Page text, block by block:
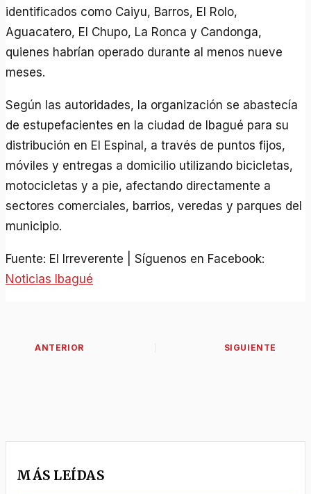
identificados como Caiyu, Barros, El Rolo,
Aguacatero, El Chupo, La Ronca y Candonga,
quienes habrían operado durante al menos nueve
meses.
Según las autoridades, la organización se abastecía
de estupefacientes en la ciudad de Ibagué para su
distribución en El Espinal, a través de puntos fijos,
móviles y entregas a domicilio utilizando bicicletas,
motocicletas y a pie, afectando directamente a
sectores comerciales, barrios, veredas y parques del
municipio.
Fuente: El Irreverente | Síguenos en Facebook:
Noticias Ibagué
MÁS LEÍDAS